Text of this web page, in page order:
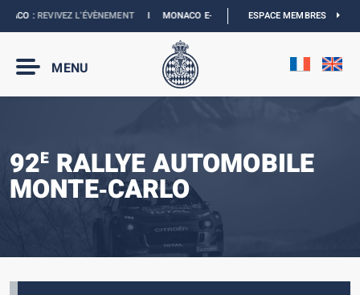
:REVIVEZ L’ÉVÈNEMENTI MONACO E-PRIX 2027 : LES DATES SONT
ESPACE MEMBRES
MENU
92E RALLYE AUTOMOBILE
MONTE‑CARLO